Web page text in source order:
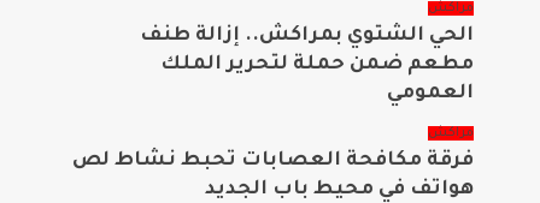
مراكش
الحي الشتوي بمراكش.. إزالة طنف
مطعم ضمن حملة لتحرير الملك
العمومي
مراكش
فرقة مكافحة العصابات تحبط نشاط لص
هواتف في محيط باب الجديد